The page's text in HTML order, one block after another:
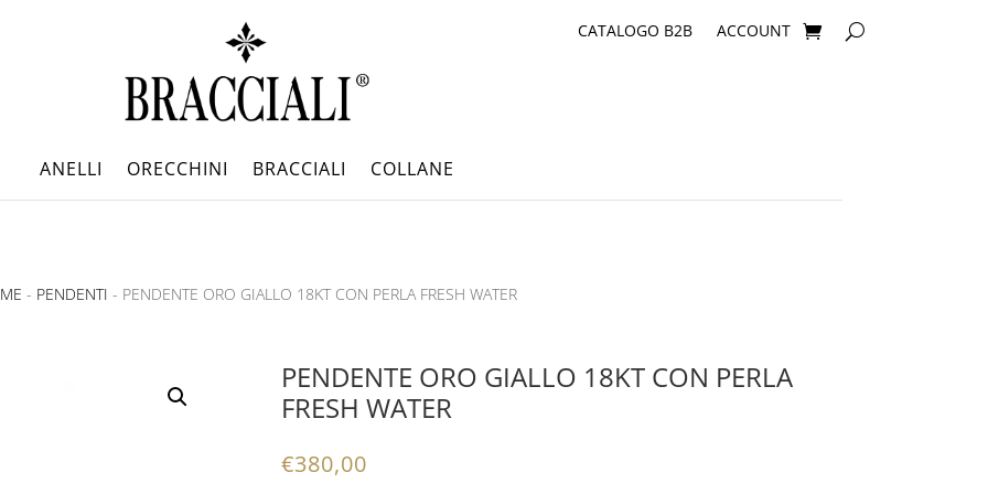
CATALOGO B2B ACCOUNT
ANELLI ORECCHINI BRACCIALI COLLANE
- PENDENTI - PENDENTE ORO GIALLO 18KT CON PERLA FRESH WATER
PENDENTE ORO GIALLO 18KT CON PERLA
FRESH WATER
€380,00